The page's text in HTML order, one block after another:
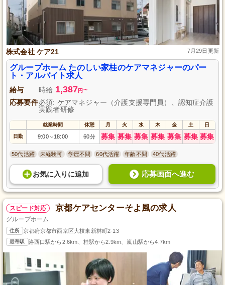
株式会社 ケア21 7月29日更新
グループホーム たのしい家桂のケアマネジャーのパー
ト・アルバイト求人
給与 時給 1,387円 ~
応募要件必須: ケアマネジャー（介護支援専門員）、認知症介護
実践者研修
就業時間 休憩 月 火 水 木 金 土 日
日勤 9:00～ 18:00 60分 募集 募集 募集 募集 募集 募集 募集
50代活躍 未経験可 学歴不問 60代活躍 年齢不問 40代活躍
お気に入り に追加 応募画面へ進む
スピード対応 京都ケアセンターそよ風の求人
グループホーム
住所 京都府京都市西京区大枝東新林町2-13
最寄駅 洛西口駅から2.6km、桂駅から2.9km、嵐山駅から4.7km